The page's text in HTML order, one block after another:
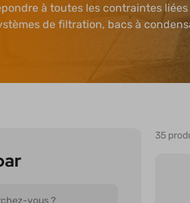
à toutes les contraintes
de filtration, bacs à
35